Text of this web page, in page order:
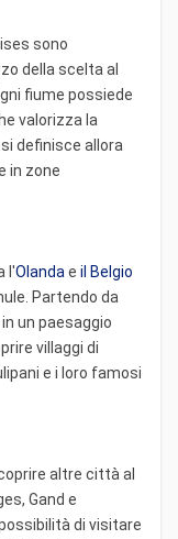
sono
della scelta al
fiume possiede
valorizza la
definisce allora
in zone
l'Olanda e il Belgio
Partendo da
un paesaggio
villaggi di
e i loro famosi
altre città al
Gand e
di visitare